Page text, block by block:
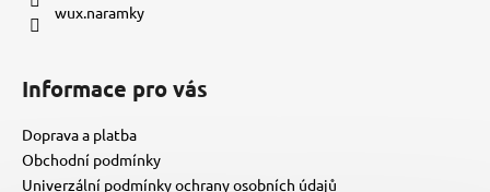
wux.naramky
Informace pro vás
Doprava a platba
Obchodní podmínky
Univerzální podmínky ochrany osobních údajů